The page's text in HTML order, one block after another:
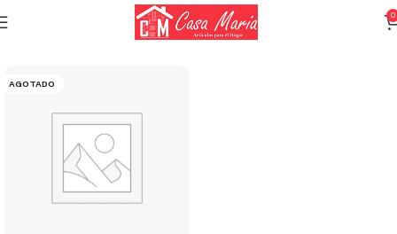
0
Varios (Menaje)
AGOTADO